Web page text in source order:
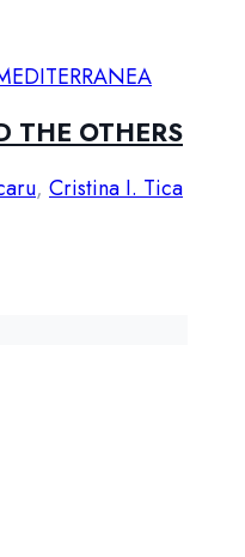
THE OTHERS
, Cristina I. Tica